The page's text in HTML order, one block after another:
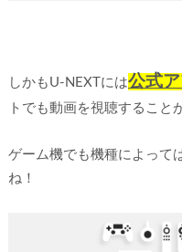
しかもU-NEXTには公式ア
トでも動画を視聴すること
ゲーム機でも機種によって
ね！